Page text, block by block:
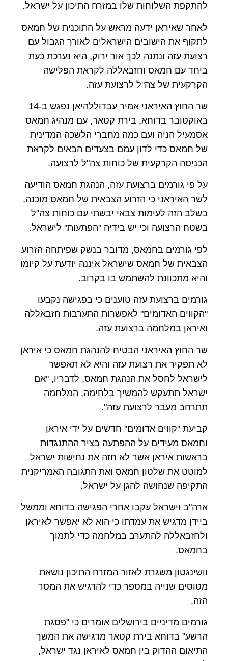
להתקפת השלוחות שלו במזרח התיכון על ישראל.
לאחר שאיראן ידעה מראש על התוכנית של חמאס
לתקוף את הישובים הישראלים לאורך הגבול עם
רצועת עזה ונתנה לכך אור ירוק, היא נערכת כעת
ביחד עם חמאס וחזבאללה לקראת הפלישה
הקרקעית של צה"ל לרצועת עזה.
שר החוץ האיראני אמיר עבדוללהיאן נפגש ב-14
באוקטובר בדוחא, בירת קטאר, עם מנהיג חמאס
אסמעיל הניה ועם כמה מחברי הלשכה המדינית
של חמאס כדי לדון עמם בצעדים הבאים לקראת
הכניסה הקרקעית של כוחות צה"ל לרצועה.
על פי גורמים ברצועת עזה, הנהגת חמאס הודיעה
לשר האיראני כי הזרוע הצבאית של חמאס מוכנה,
בשלב הזה לעימות צבאי יבשתי עם כוחות צה"ל
בשטח הרצועה וכי יש בידיה "הפתעות" לישראל.
לפי גורמים בחמאס, מדובר בנשק שפיתחה הזרוע
הצבאית של חמאס שישראל איננה יודעת על קיומו
והיא מתכוונת להשתמש בו בקרוב.
גורמים ברצועת עזה טוענים כי בפגישה נקבעו
"הקווים האדומים" לאפשרות התערבות חזבאללה
ואיראן במלחמה ברצועת עזה.
שר החוץ האיראני הבטיח להנהגת חמאס כי איראן
לא תפקיר את רצועת עזה והיא לא תאפשר
לישראל לחסל את הנהגת חמאס, לדבריו, "אם
ישראל תתעקש להמשיך בלחימה, המלחמה
תתרחב מעבר לרצועת עזה".
קביעת "קווים אדומים" חדשים על ידי איראן
וחמאס מעידים על ההפתעה בציר ההתנגדות
בראשות איראן אשר לא חזה את נחישות ישראל
למוטט את שלטון חמאס ואת התגובה האמריקנית
התקיפה שנחושה להגן על ישראל.
ארה"ב וישראל עקבו אחרי הפגישה בדוחא וממשל
ביידן מדגיש את עמדתו כי הוא לא יאפשר לאיראן
ולחזבאללה להתערב במלחמה כדי לתמוך
בחמאס.
וושינגטון משגרת לאזור המזרח התיכון נושאת
מטוסים שנייה במספר כדי להדגיש את המסר
הזה.
גורמים מדיניים בירושלים אומרים כי "פסגת
הרשע" בדוחא בירת קטאר מדגישה את המשך
התיאום ההדוק בין חמאס לאיראן נגד ישראל,